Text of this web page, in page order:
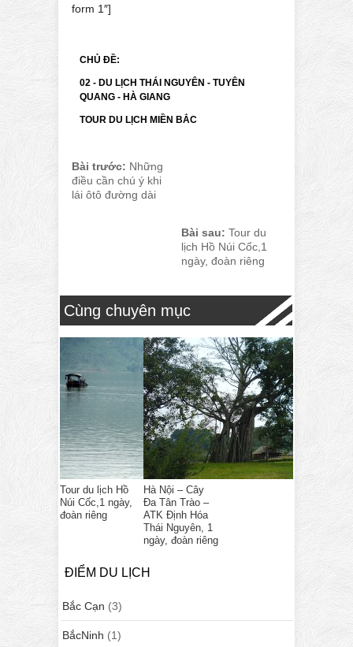
form 1″]
CHỦ ĐỀ:
02 - DU LỊCH THÁI NGUYÊN - TUYÊN
QUANG - HÀ GIANG
TOUR DU LỊCH MIỀN BẮC
Bài trước: Những
điều cần chú ý khi
lái ôtô đường dài
Bài sau:Tour du
lịch Hồ Núi Cốc,1
ngày, đoàn riêng
Cùng chuyên mục
Tour du lịch Hồ
Núi Cốc,1 ngày,
đoàn riêng
Hà Nội – Cây
Đa Tân Trào –
ATK Định Hóa
Thái Nguyên, 1
ngày, đoàn riêng
ĐIỂM DU LỊCH
Bắc Cạn (3)
BắcNinh (1)